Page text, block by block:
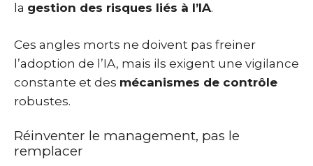
la gestion des risques liés à l’IA.
Ces angles morts ne doivent pas freiner
l’adoption de l’IA, mais ils exigent une vigilance
constante et des mécanismes de contrôle
robustes.
Réinventer le management, pas le
remplacer